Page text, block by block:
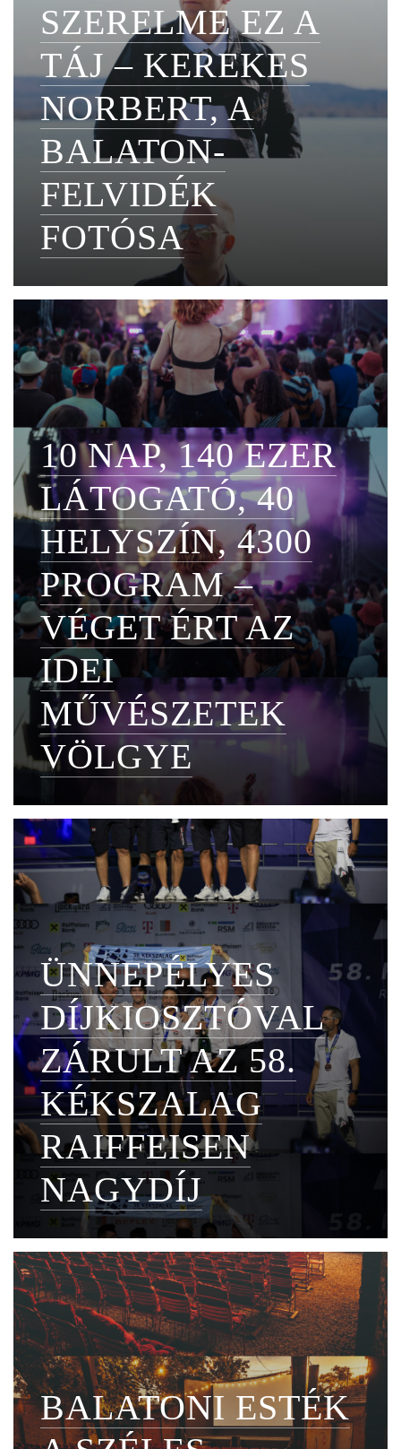
SZERELME EZ A
TÁJ – KEREKES
NORBERT, A
BALATON-
FELVIDÉK
FOTÓSA
10 NAP, 140 EZER
LÁTOGATÓ, 40
HELYSZÍN, 4300
PROGRAM –
VÉGET ÉRT AZ
IDEI
MŰVÉSZETEK
VÖLGYE
ÜNNEPÉLYES
DÍJKIOSZTÓVAL
ZÁRULT AZ 58.
KÉKSZALAG
RAIFFEISEN
NAGYDÍJ
BALATONI ESTÉK